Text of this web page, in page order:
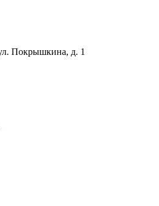
Покрышкина, д. 1